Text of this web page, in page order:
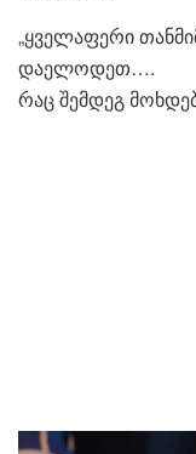
„ყველაფერი
დაელოდეთ….
რაც შემდეგ